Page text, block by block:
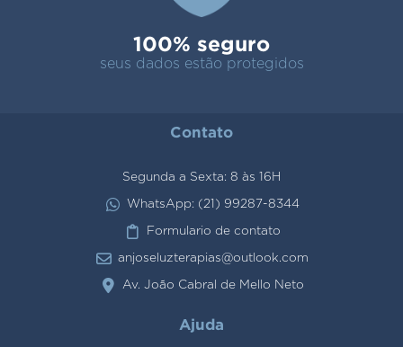
100% seguro
seus dados estão protegidos
Contato
Segunda a Sexta: 8 às 16H
WhatsApp: (21) 99287-8344
Formulario de contato
anjoseluzterapias@outlook.com
Av. João Cabral de Mello Neto
Ajuda